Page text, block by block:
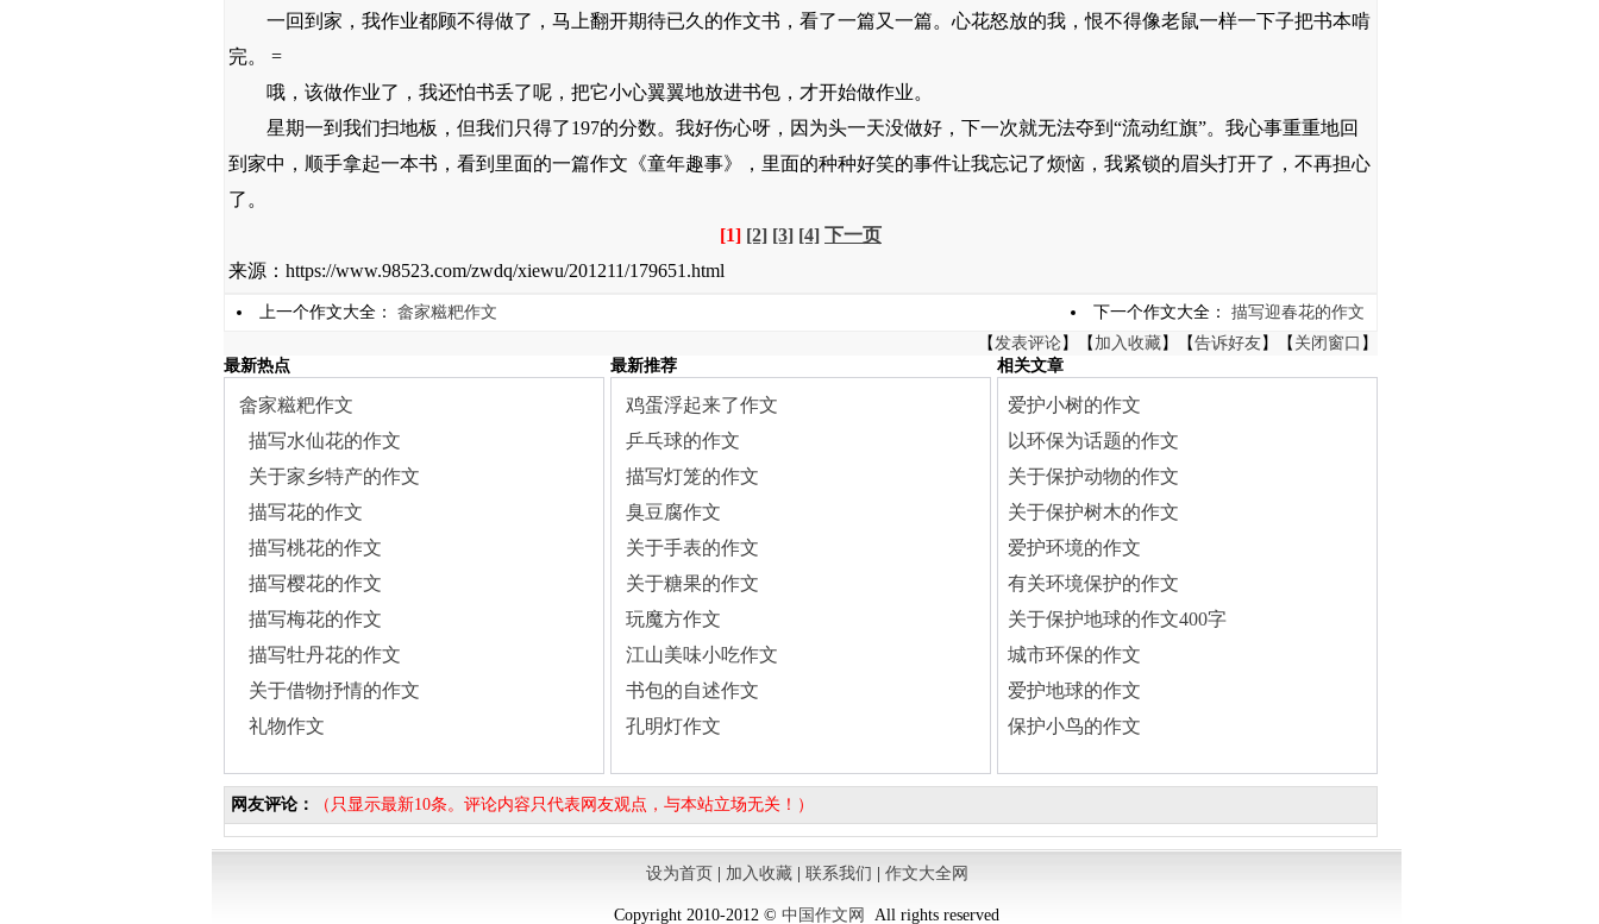
一回到家，我作业都顾不得做了，马上翻开期待已久的作文书，看了一篇又一篇。心花怒放的我，恨不得像老鼠一样一下子把书本啃
完。 =
哦，该做作业了，我还怕书丢了呢，把它小心翼翼地放进书包，才开始做作业。
星期一到我们扫地板，但我们只得了197的分数。我好伤心呀，因为头一天没做好，下一次就无法夺到“流动红旗”。我心事重重地回
到家中，顺手拿起一本书，看到里面的一篇作文《童年趣事》，里面的种种好笑的事件让我忘记了烦恼，我紧锁的眉头打开了，不再担心
了。
[1] [2] [3] [4] 下一页
来源：https://www.98523.com/zwdq/xiewu/201211/179651.html
上一个作文大全： 畲家糍粑作文 下一个作文大全： 描写迎春花的作文
【发表评论】【 加入收藏】【告诉好友】【 关闭窗口 】
最新热点
最新推荐 相关文章
畲家糍粑作文
描写水仙花的作文
关于家乡特产的作文
描写花的作文
描写桃花的作文
描写樱花的作文
描写梅花的作文
描写牡丹花的作文
关于借物抒情的作文
礼物作文
鸡蛋浮起来了作文
乒乓球的作文
描写灯笼的作文
臭豆腐作文
关于手表的作文
关于糖果的作文
玩魔方作文
江山美味小吃作文
书包的自述作文
孔明灯作文
爱护小树的作文
以环保为话题的作文
关于保护动物的作文
关于保护树木的作文
爱护环境的作文
有关环境保护的作文
关于保护地球的作文400字
城市环保的作文
爱护地球的作文
保护小鸟的作文
网友评论： （只显示最新10条。评论内容只代表网友观点，与本站立场无关！）
设为首页 加入收藏| 联系我们 作文大全网
Copyright 2010-2012 © 中国作文网 All rights reserved